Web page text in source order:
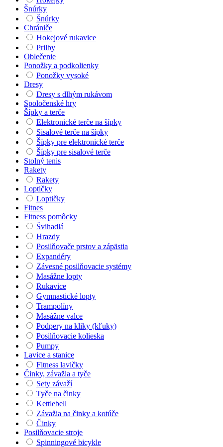
Šnúrky
Šnúrky
Chrániče
Hokejové rukavice
Prilby
Oblečenie
Ponožky a podkolienky
Ponožky vysoké
Dresy
Dresy s dlhým rukávom
Spoločenské hry
Šípky a terče
Elektronické terče na šípky
Sisalové terče na šípky
Šípky pre elektronické terče
Šípky pre sisalové terče
Stolný tenis
Rakety
Rakety
Loptičky
Loptičky
Fitnes
Fitness pomôcky
Švihadlá
Hrazdy
Posilňovače prstov a zápästia
Expandéry
Závesné posilňovacie systémy
Masážne lopty
Rukavice
Gymnastické lopty
Trampolíny
Masážne valce
Podpery na kliky (kľuky)
Posilňovacie kolieska
Pumpy
Lavice a stanice
Fitness lavičky
Činky, závažia a tyče
Sety závaží
Tyče na činky
Kettlebell
Závažia na činky a kotúče
Činky
Posilňovacie stroje
Spinningové bicykle